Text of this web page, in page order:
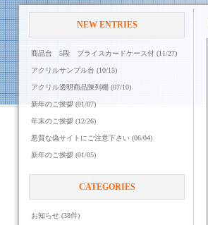
NEW ENTRIES
商品台 5段 プライスカードケース付 (11/27)
アクリルサンプル台 (10/15)
アクリル透明商品陳列棚 (07/10)
新年のご挨拶 (01/07)
年末のご挨拶 (12/26)
悪質な偽サイトにご注意下さい (06/04)
新年のご挨拶 (01/05)
CATEGORIES
お知らせ (38件)